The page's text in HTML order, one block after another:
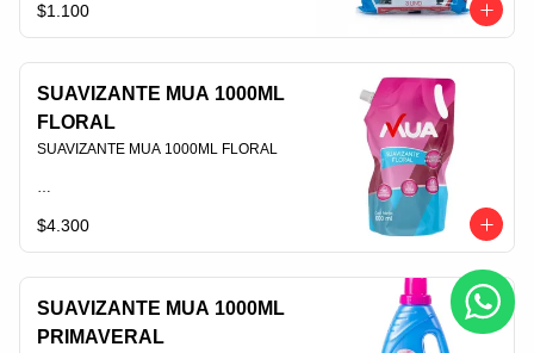
$1.100
SUAVIZANTE MUA 1000ML
FLORAL
SUAVIZANTE MUA 1000ML FLORAL
$4.300
SUAVIZANTE MUA 1000ML
PRIMAVERAL